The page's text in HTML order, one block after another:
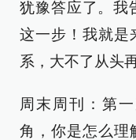
犹豫答应了。我
这一步！我就是
系，大不了从头
周末周刊：第
角，你是怎么理